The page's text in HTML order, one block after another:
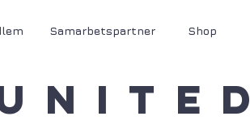
Samarbetspartner Shop